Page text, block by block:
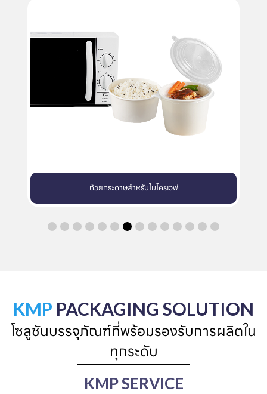
ถ้วยกระดาษสำหรับไมโครเวฟ
KMP PACKAGING SOLUTION
โซลูชันบรรจุภัณฑ์ที่พร้อมรองรับการผลิตใน
ทุกระดับ
KMP SERVICE